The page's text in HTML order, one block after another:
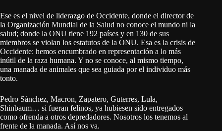
Ese es el nivel de liderazgo de Occidente, donde el director de
la Organización Mundial de la Salud no conoce el mundo ni la
salud; donde la ONU tiene 192 países y en 130 de sus
miembros se violan los estatutos de la ONU. Esa es la crisis de
Occidente: hemos encumbrado en representación a lo más
inútil de la raza humana. Y no se conoce, al mismo tiempo,
una manada de animales que sea guiada por el individuo más
tonto.
Pedro Sánchez, Macron, Zapatero, Guterres, Lula,
Shinbaum… si fueran felinos, ya hubiesen sido entregados
como ofrenda a otros depredadores. Nosotros los tenemos al
frente de la manada. Así nos va.